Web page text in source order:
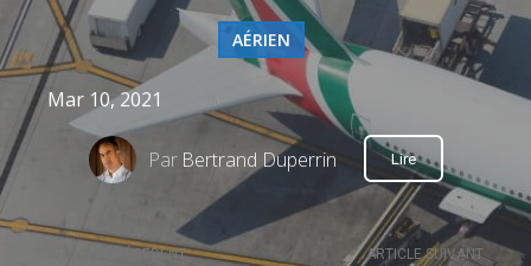
ARTICLE PRÉCÉDENT ARTICLE SUIVANT
AÉRIEN
Mar 10, 2021
Par Bertrand Duperrin Lire